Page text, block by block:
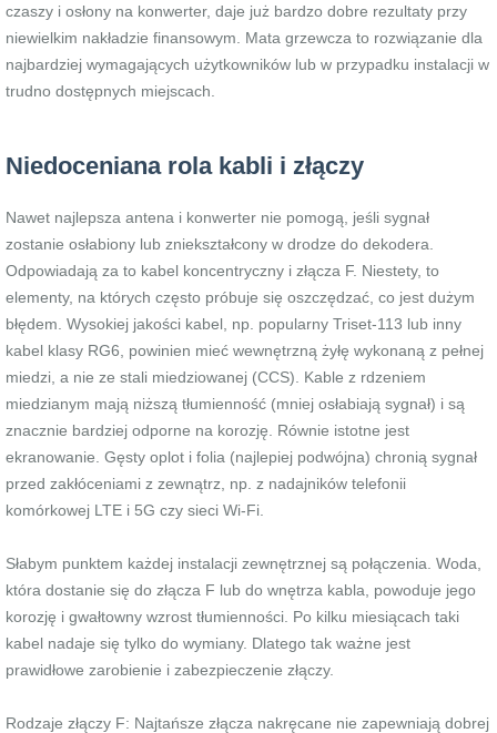
czaszy i osłony na konwerter, daje już bardzo dobre rezultaty przy
niewielkim nakładzie finansowym. Mata grzewcza to rozwiązanie dla
najbardziej wymagających użytkowników lub w przypadku instalacji w
trudno dostępnych miejscach.
Niedoceniana rola kabli i złączy
Nawet najlepsza antena i konwerter nie pomogą, jeśli sygnał
zostanie osłabiony lub zniekształcony w drodze do dekodera.
Odpowiadają za to kabel koncentryczny i złącza F. Niestety, to
elementy, na których często próbuje się oszczędzać, co jest dużym
błędem. Wysokiej jakości kabel, np. popularny Triset-113 lub inny
kabel klasy RG6, powinien mieć wewnętrzną żyłę wykonaną z pełnej
miedzi, a nie ze stali miedziowanej (CCS). Kable z rdzeniem
miedzianym mają niższą tłumienność (mniej osłabiają sygnał) i są
znacznie bardziej odporne na korozję. Równie istotne jest
ekranowanie. Gęsty oplot i folia (najlepiej podwójna) chronią sygnał
przed zakłóceniami z zewnątrz, np. z nadajników telefonii
komórkowej LTE i 5G czy sieci Wi-Fi.
Słabym punktem każdej instalacji zewnętrznej są połączenia. Woda,
która dostanie się do złącza F lub do wnętrza kabla, powoduje jego
korozję i gwałtowny wzrost tłumienności. Po kilku miesiącach taki
kabel nadaje się tylko do wymiany. Dlatego tak ważne jest
prawidłowe zarobienie i zabezpieczenie złączy.
Rodzaje złączy F: Najtańsze złącza nakręcane nie zapewniają dobrej